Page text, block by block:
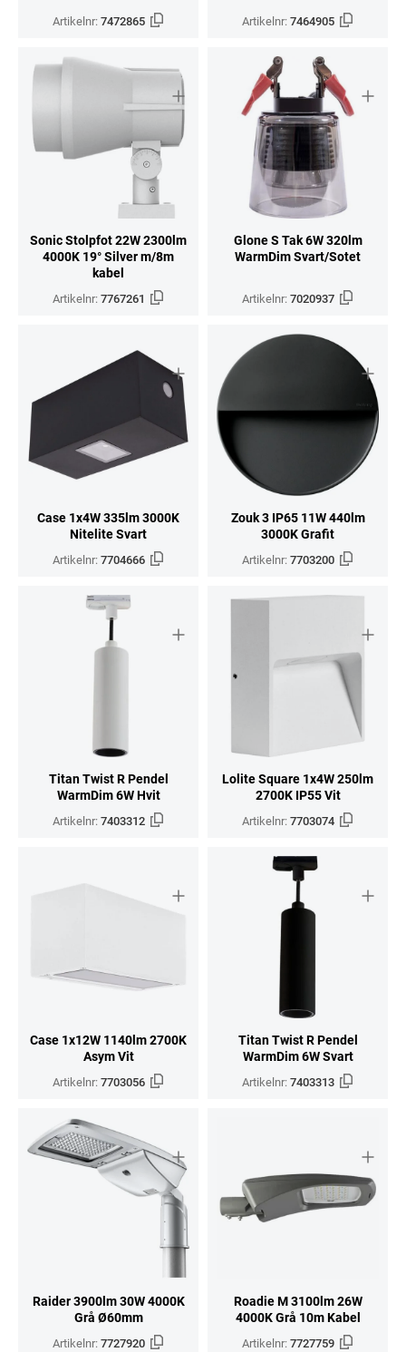
Artikelnr:7472865 Artikelnr:7464905
Sonic Stolpfot 22W 2300lm
4000K 19° Silver m/8m
kabel
Artikelnr:7767261
Glone S Tak 6W 320lm
WarmDim Svart/Sotet
Artikelnr:7020937
Case 1x4W 335lm 3000K
Nitelite Svart
Artikelnr:7704666
Zouk 3 IP65 11W 440lm
3000K Grafit
Artikelnr:7703200
Titan Twist R Pendel
WarmDim 6W Hvit
Artikelnr:7403312
Lolite Square 1x4W 250lm
2700K IP55 Vit
Artikelnr:7703074
Case 1x12W 1140lm 2700K
Asym Vit
Artikelnr:7703056
Titan Twist R Pendel
WarmDim 6W Svart
Artikelnr:7403313
Raider 3900lm 30W 4000K
Grå Ø60mm
Artikelnr:7727920
Roadie M 3100lm 26W
4000K Grå 10m Kabel
Artikelnr:7727759